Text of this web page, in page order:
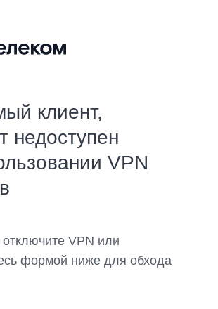
клиент,
недоступен
VPN
VPN или
формой ниже для обхода